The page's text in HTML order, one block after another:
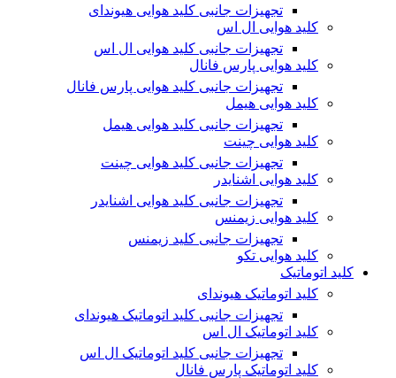
تجهیزات جانبی کلید هوایی هیوندای
کلید هوایی ال اس
تجهیزات جانبی کلید هوایی ال اس
کلید هوایی پارس فانال
تجهیزات جانبی کلید هوایی پارس فانال
کلید هوایی هیمل
تجهیزات جانبی کلید هوایی هیمل
کلید هوایی چینت
تجهیزات جانبی کلید هوایی چینت
کلید هوایی اشنایدر
تجهیزات جانبی کلید هوایی اشنایدر
کلید هوایی زیمنس
تجهیزات جانبی کلید زیمنس
کلید هوایی تکو
کلید اتوماتیک
کلید اتوماتیک هیوندای
تجهیزات جانبی کلید اتوماتیک هیوندای
کلید اتوماتیک ال اس
تجهیزات جانبی کلید اتوماتیک ال اس
کلید اتوماتیک پارس فانال